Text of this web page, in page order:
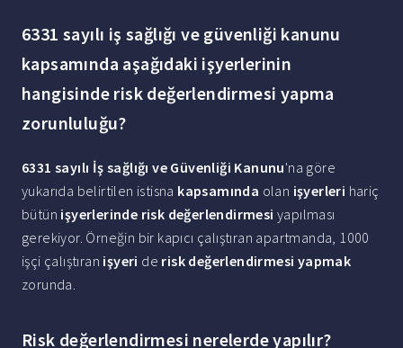
6331 sayılı iş sağlığı ve güvenliği kanunu
kapsamında aşağıdaki işyerlerinin
hangisinde risk değerlendirmesi yapma
zorunluluğu?
6331 sayılı İş sağlığı ve Güvenliği Kanunu'na göre
yukarıda belirtilen istisna kapsamında olan işyerleri hariç
bütün işyerlerinde risk değerlendirmesi yapılması
gerekiyor. Örneğin bir kapıcı çalıştıran apartmanda, 1000
işçi çalıştıran işyeri de risk değerlendirmesi yapmak
zorunda.
Risk değerlendirmesi nerelerde yapılır?